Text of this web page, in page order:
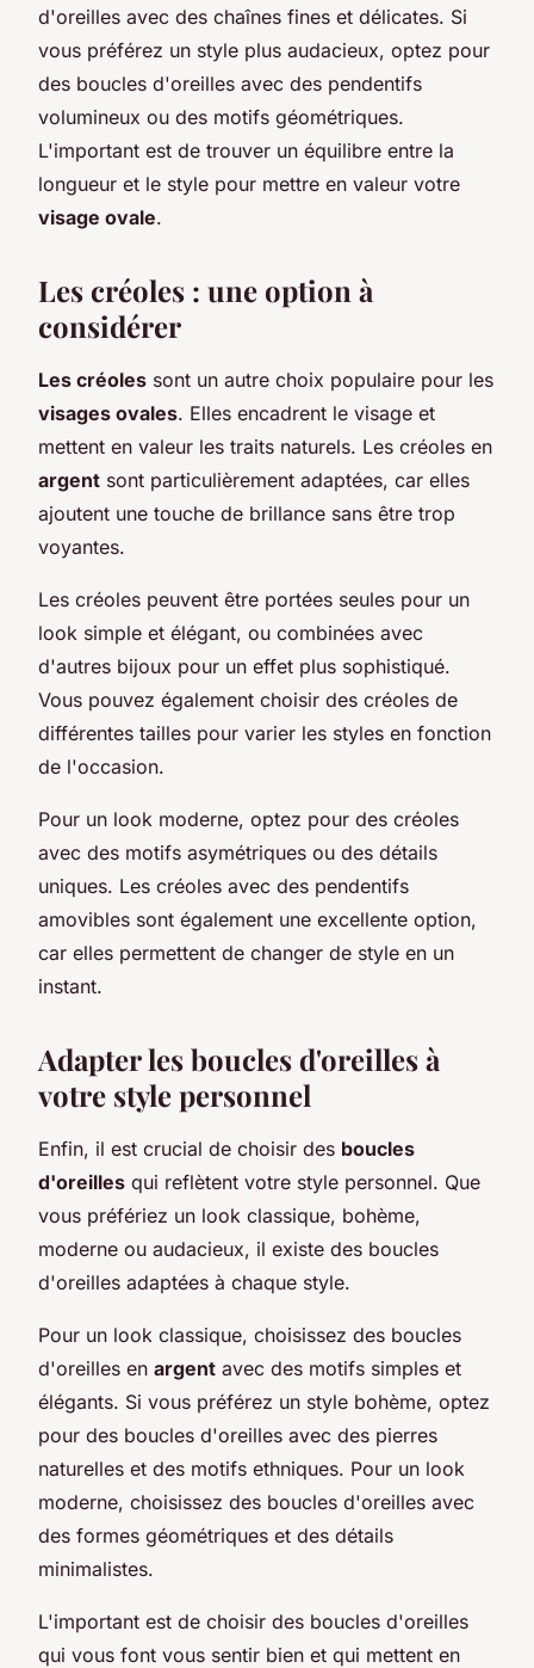
d'oreilles avec des chaînes fines et délicates. Si
vous préférez un style plus audacieux, optez pour
des boucles d'oreilles avec des pendentifs
volumineux ou des motifs géométriques.
L'important est de trouver un équilibre entre la
longueur et le style pour mettre en valeur votre
visage ovale.
Les créoles : une option à
considérer
Les créoles sont un autre choix populaire pour les
visages ovales. Elles encadrent le visage et
mettent en valeur les traits naturels. Les créoles en
argent sont particulièrement adaptées, car elles
ajoutent une touche de brillance sans être trop
voyantes.
Les créoles peuvent être portées seules pour un
look simple et élégant, ou combinées avec
d'autres bijoux pour un effet plus sophistiqué.
Vous pouvez également choisir des créoles de
différentes tailles pour varier les styles en fonction
de l'occasion.
Pour un look moderne, optez pour des créoles
avec des motifs asymétriques ou des détails
uniques. Les créoles avec des pendentifs
amovibles sont également une excellente option,
car elles permettent de changer de style en un
instant.
Adapter les boucles d'oreilles à
votre style personnel
Enfin, il est crucial de choisir des boucles
d'oreilles qui reflètent votre style personnel. Que
vous préfériez un look classique, bohème,
moderne ou audacieux, il existe des boucles
d'oreilles adaptées à chaque style.
Pour un look classique, choisissez des boucles
d'oreilles en argent avec des motifs simples et
élégants. Si vous préférez un style bohème, optez
pour des boucles d'oreilles avec des pierres
naturelles et des motifs ethniques. Pour un look
moderne, choisissez des boucles d'oreilles avec
des formes géométriques et des détails
minimalistes.
L'important est de choisir des boucles d'oreilles
qui vous font vous sentir bien et qui mettent en